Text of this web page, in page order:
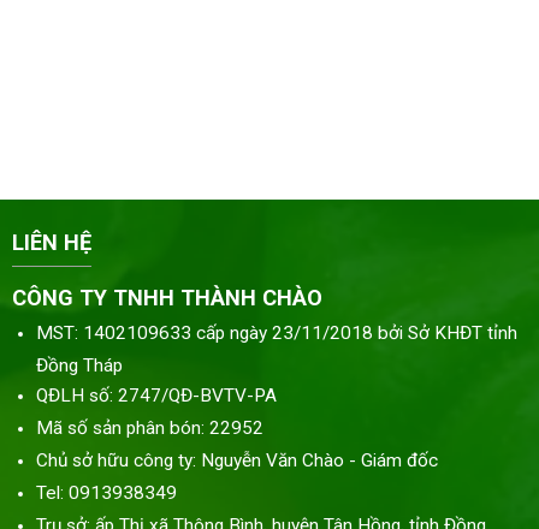
LIÊN HỆ
CÔNG TY TNHH THÀNH CHÀO
MST: 1402109633 cấp ngày 23/11/2018 bởi Sở KHĐT tỉnh
Đồng Tháp
QĐLH số: 2747/QĐ-BVTV-PA
Mã số sản phân bón: 22952
Chủ sở hữu công ty: Nguyễn Văn Chào - Giám đốc
Tel: 0913938349